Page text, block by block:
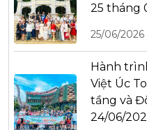
25 tháng
25/06/2026
Hành
Việt Úc
tầng và
24/06/